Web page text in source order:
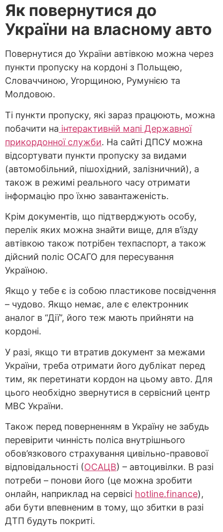
Як повернутися до
України на власному авто
Повернутися до України автівкою можна через
пункти пропуску на кордоні з Польщею,
Словаччиною, Угорщиною, Румунією та
Молдовою.
Ті пункти пропуску, які зараз працюють, можна
побачити на інтерактивній мапі Державної
прикордонної служби. На сайті ДПСУ можна
відсортувати пункти пропуску за видами
(автомобільний, пішохідний, залізничний), а
також в режимі реального часу отримати
інформацію про їхню завантаженість.
Крім документів, що підтверджують особу,
перелік яких можна знайти вище, для в’їзду
автівкою також потрібен техпаспорт, а також
дійсний поліс ОСАГО для пересування
Україною.
Якщо у тебе є із собою пластикове посвідчення
– чудово. Якщо немає, але є електронник
аналог в “Дії”, його теж мають прийняти на
кордоні.
У разі, якщо ти втратив документ за межами
України, треба отримати його дублікат перед
тим, як перетинати кордон на цьому авто. Для
цього необхідно звернутися в сервісний центр
МВС України.
Також перед поверненням в Україну не забудь
перевірити чинність поліса внутрішнього
обов’язкового страхування цивільно-правової
відповідальності (ОСАЦВ) – автоцивілки. В разі
потреби – понови його (це можна зробити
онлайн, наприклад на сервісі hotline.finance),
аби бути впевненим в тому, що збитки в разі
ДТП будуть покриті.